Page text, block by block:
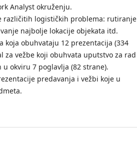
Analyst okruženju.
različitih logističkih problema: rutiranje
najbolje lokacije objekata itd.
koja obuhvataju 12 prezentacija (334
za vežbe koji obuhvata uputstvo za rad
okviru 7 poglavlja (82 strane).
predavanja i vežbi koje u